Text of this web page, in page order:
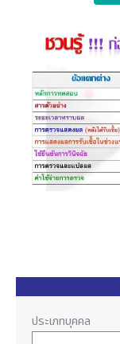
ประเภทบุคคล